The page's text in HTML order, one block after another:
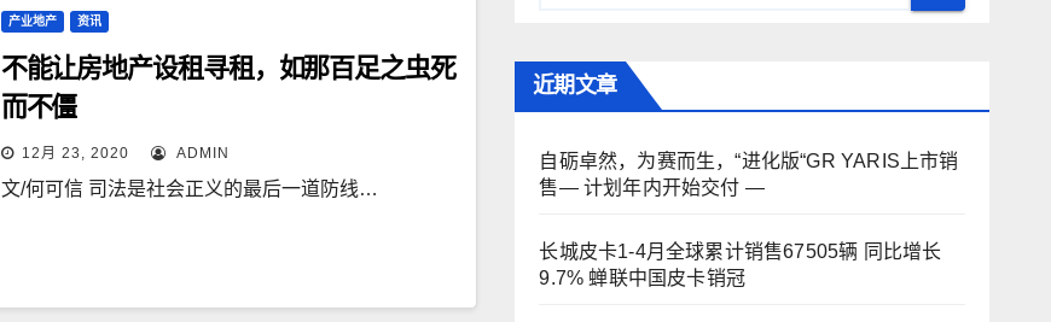
产业地产 资讯
不能让房地产设租寻租，如那百足之虫死
而不僵
12月 23, 2020 ADMIN
文/何可信 司法是社会正义的最后一道防线…
近期文章
自砺卓然，为赛而生，“进化版“GR YARIS上市销
售— 计划年内开始交付 —
长城皮卡1-4月全球累计销售67505辆 同比增长
9.7% 蝉联中国皮卡销冠